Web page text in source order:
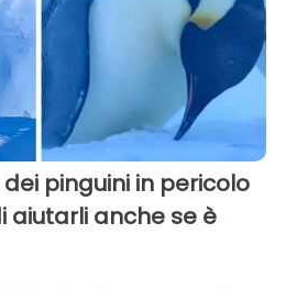
pinguini in pericolo
aiutarli anche se è